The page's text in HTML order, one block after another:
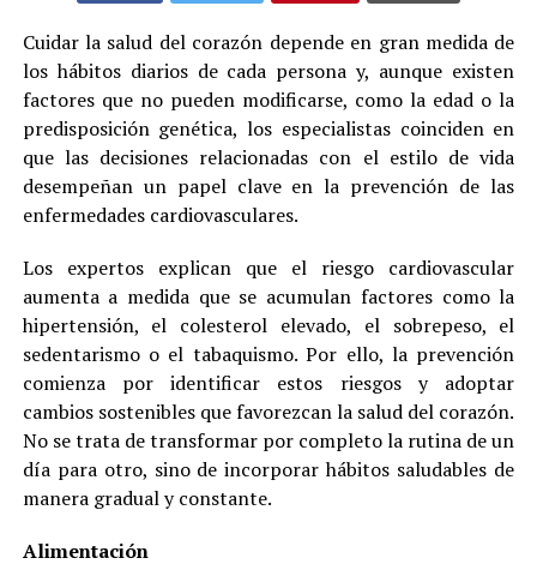
Cuidar la salud del corazón depende en gran medida de
los hábitos diarios de cada persona y, aunque existen
factores que no pueden modificarse, como la edad o la
predisposición genética, los especialistas coinciden en
que las decisiones relacionadas con el estilo de vida
desempeñan un papel clave en la prevención de las
enfermedades cardiovasculares.
Los expertos explican que el riesgo cardiovascular
aumenta a medida que se acumulan factores como la
hipertensión, el colesterol elevado, el sobrepeso, el
sedentarismo o el tabaquismo. Por ello, la prevención
comienza por identificar estos riesgos y adoptar
cambios sostenibles que favorezcan la salud del corazón.
No se trata de transformar por completo la rutina de un
día para otro, sino de incorporar hábitos saludables de
manera gradual y constante.
Alimentación